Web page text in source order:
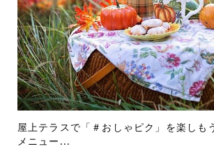
屋上テラスで「＃おしゃピク」を楽しも
メニュー...